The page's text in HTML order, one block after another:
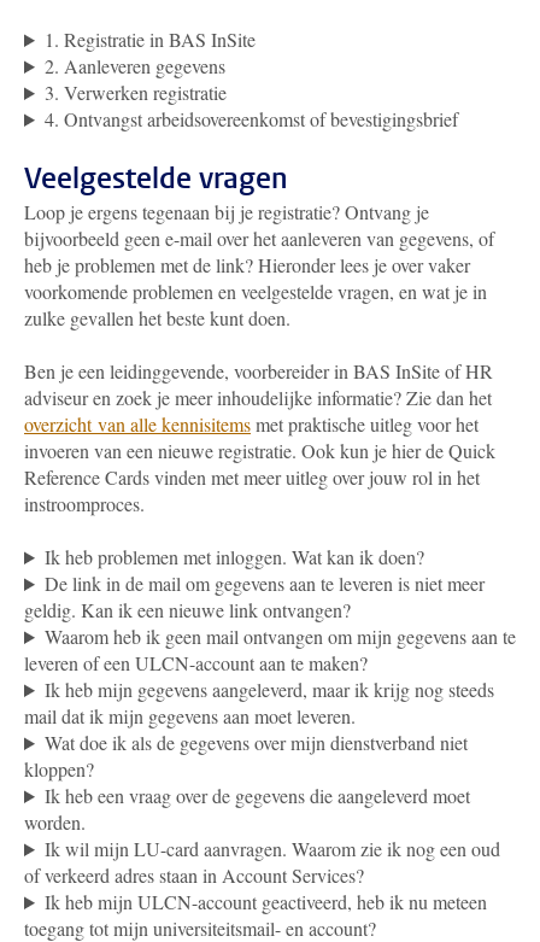
1. Registratie in BAS InSite
2. Aanleveren gegevens
3. Verwerken registratie
4. Ontvangst arbeidsovereenkomst of bevestigingsbrief
Veelgestelde vragen
Loop je ergens tegenaan bij je registratie? Ontvang je
bijvoorbeeld geen e-mail over het aanleveren van gegevens, of
heb je problemen met de link? Hieronder lees je over vaker
voorkomende problemen en veelgestelde vragen, en wat je in
zulke gevallen het beste kunt doen.
Ben je een leidinggevende, voorbereider in BAS InSite of HR
adviseur en zoek je meer inhoudelijke informatie? Zie dan het
overzicht van alle kennisitemsmet praktische uitleg voor het
invoeren van een nieuwe registratie. Ook kun je hier de Quick
Reference Cards vinden met meer uitleg over jouw rol in het
instroomproces.
Ik heb problemen met inloggen. Wat kan ik doen?
De link in de mail om gegevens aan te leveren is niet meer
geldig. Kan ik een nieuwe link ontvangen?
Waarom heb ik geen mail ontvangen om mijn gegevens aan te
leveren of een ULCN-account aan te maken?
Ik heb mijn gegevens aangeleverd, maar ik krijg nog steeds
mail dat ik mijn gegevens aan moet leveren.
Wat doe ik als de gegevens over mijn dienstverband niet
kloppen?
Ik heb een vraag over de gegevens die aangeleverd moet
worden.
Ik wil mijn LU-card aanvragen. Waarom zie ik nog een oud
of verkeerd adres staan in Account Services?
Ik heb mijn ULCN-account geactiveerd, heb ik nu meteen
toegang tot mijn universiteitsmail- en account?